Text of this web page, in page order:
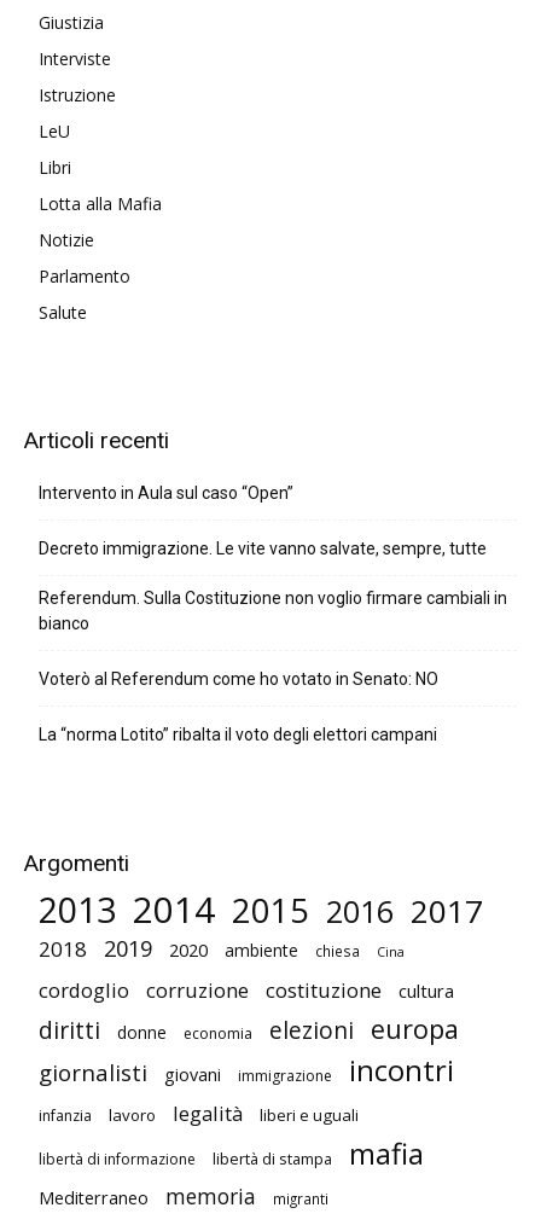
Giustizia
Interviste
Istruzione
LeU
Libri
Lotta alla Mafia
Notizie
Parlamento
Salute
Articoli recenti
Intervento in Aula sul caso “Open”
Decreto immigrazione. Le vite vanno salvate, sempre, tutte
Referendum. Sulla Costituzione non voglio firmare cambiali in
bianco
Voterò al Referendum come ho votato in Senato: NO
La “norma Lotito” ribalta il voto degli elettori campani
Argomenti
2013 2014 2015 2016 2017
2018 2019 2020 ambiente chiesa Cina
cordoglio corruzione costituzione cultura
diritti donne economia elezioni europa
giornalisti giovani immigrazione incontri
infanzia lavoro legalità liberi e uguali
libertà di informazione libertà di stampa mafia
Mediterraneo memoria migranti